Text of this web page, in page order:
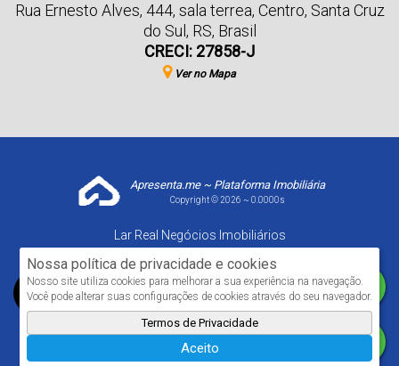
Nossa política de privacidade e cookies
Nosso site utiliza cookies para melhorar a sua experiência na navegação.
Você pode alterar suas configurações de cookies através do seu navegador.
Termos de Privacidade
Aceito
Rua Ernesto Alves, 444, sala terrea, Centro, Santa Cruz
do Sul , RS, Brasil
CRECI: 27858-J
Ver no Mapa
Apresenta.me ~ Plataforma Imobiliária
Copyright © 2026 ~ 0.0000s
Lar Real Negócios Imobiliários